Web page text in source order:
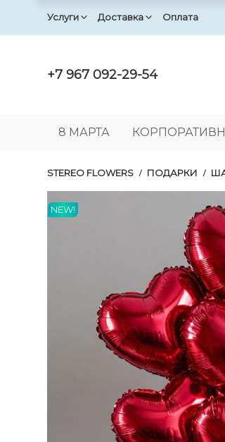
Услуги Доставка Оплата
+7 967 092-29-54
8 МАРТА
STEREO FLOWERS / ПОДАРКИ /
NEW!